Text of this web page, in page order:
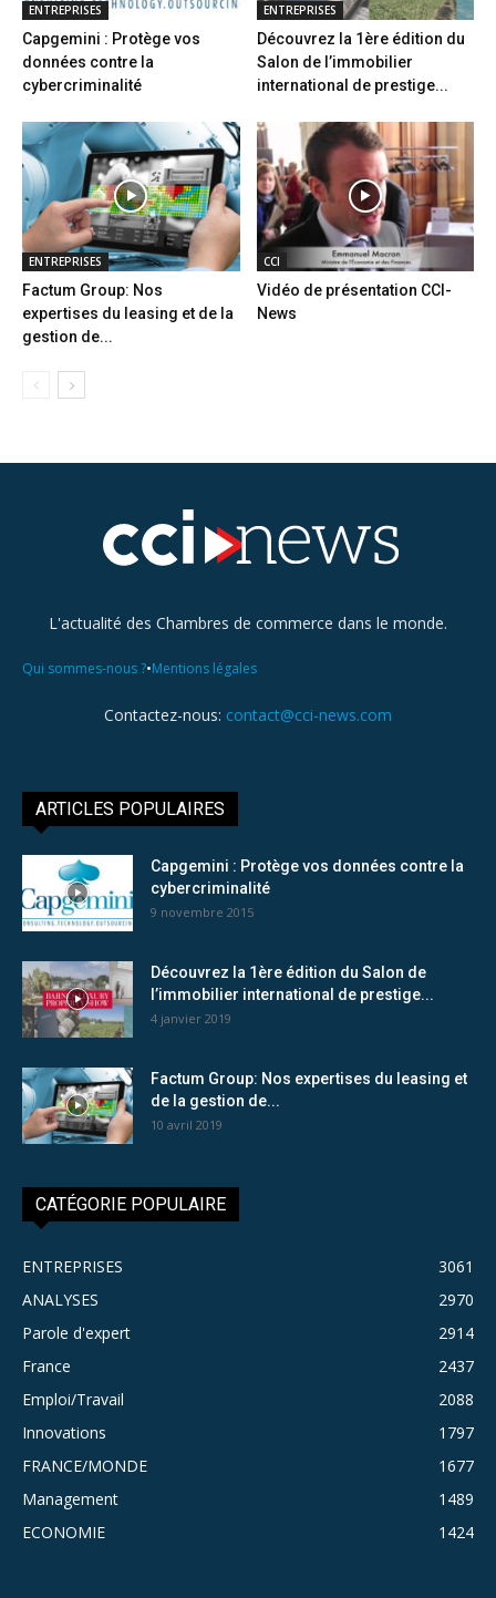
ENTREPRISES
Capgemini : Protège vos
données contre la
cybercriminalité
ENTREPRISES
Découvrez la 1ère édition du
Salon de l’immobilier
international de prestige...
ENTREPRISES
Factum Group: Nos
expertises du leasing et de la
gestion de...
CCI
Vidéo de présentation CCI-
News
L'actualité des Chambres de commerce dans le monde.
Qui sommes-nous ?•Mentions légales
Contactez-nous: contact@cci-news.com
ARTICLES POPULAIRES
Capgemini : Protège vos données contre la
cybercriminalité
9 novembre 2015
Découvrez la 1ère édition du Salon de
l’immobilier international de prestige...
4 janvier 2019
Factum Group: Nos expertises du leasing et
de la gestion de...
10 avril 2019
CATÉGORIE POPULAIRE
ENTREPRISES
3061
ANALYSES
2970
Parole d'expert
2914
France
2437
Emploi/Travail
2088
Innovations
1797
FRANCE/MONDE
1677
Management
1489
ECONOMIE
1424